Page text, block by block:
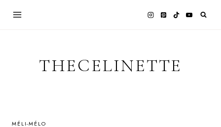
THECELINETTE
MÉLI-MÉLO